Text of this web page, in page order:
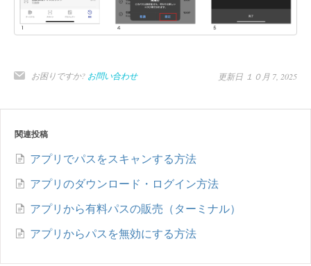
お困りですか? お問い合わせ 更新日 １０月 7, 2025
関連投稿
アプリでパスをスキャンする方法
アプリのダウンロード・ログイン方法
アプリから有料パスの販売（ターミナル）
アプリからパスを無効にする方法